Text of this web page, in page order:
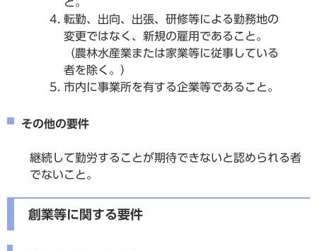
転勤、出向、出張、研修等による勤務地の
変更ではなく、新規の雇用であること。
（農林水産業または家業等に従事している
者を除く。）
市内に事業所を有する企業等であること。
その他の要件
継続して勤労することが期待できないと認められる者
でないこと。
創業等に関する要件